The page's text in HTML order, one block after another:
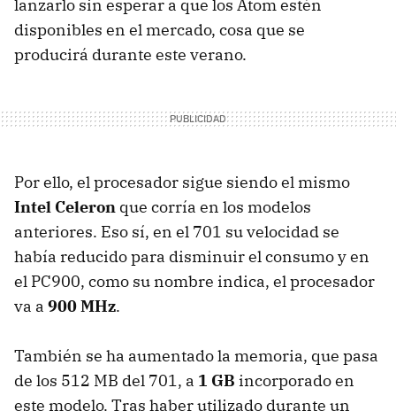
lanzarlo sin esperar a que los Atom estén
disponibles en el mercado, cosa que se
producirá durante este verano.
Por ello, el procesador sigue siendo el mismo
Intel Celeron que corría en los modelos
anteriores. Eso sí, en el 701 su velocidad se
había reducido para disminuir el consumo y en
el PC900, como su nombre indica, el procesador
va a 900 MHz.
También se ha aumentado la memoria, que pasa
de los 512 MB del 701, a 1 GB incorporado en
este modelo. Tras haber utilizado durante un